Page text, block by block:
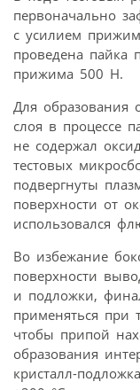
первоначально
с усилием
проведена пайка
прижима 500 Н.
Для образования
слоя в процессе
не содержал
тестовых
подвергнуты
поверхности от
использовался
Во избежание
поверхности
и подложки,
применяться при
чтобы припой
образования
кристалл-